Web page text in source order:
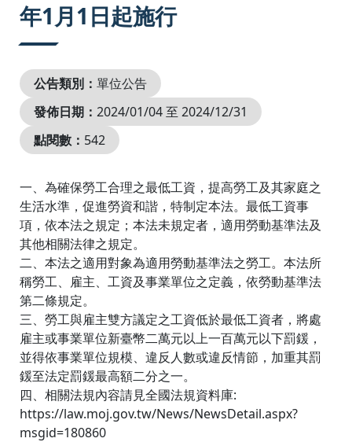
年1月1日起施行
公告類別： 單位公告
發佈日期： 2024/01/04 至 2024/12/31
點閱數： 542
一、為確保勞工合理之最低工資，提高勞工及其家庭之
生活水準，促進勞資和諧，特制定本法。最低工資事
項，依本法之規定；本法未規定者，適用勞動基準法及
其他相關法律之規定。
二、本法之適用對象為適用勞動基準法之勞工。本法所
稱勞工、雇主、工資及事業單位之定義，依勞動基準法
第二條規定。
三、勞工與雇主雙方議定之工資低於最低工資者，將處
雇主或事業單位新臺幣二萬元以上一百萬元以下罰鍰，
並得依事業單位規模、違反人數或違反情節，加重其罰
鍰至法定罰鍰最高額二分之一。
四、相關法規內容請見全國法規資料庫:
https://law.moj.gov.tw/News/NewsDetail.aspx?
msgid=180860